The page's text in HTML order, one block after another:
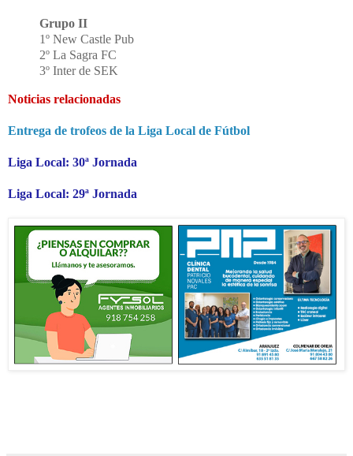
Grupo II
1º New Castle Pub
2º La Sagra FC
3º Inter de SEK
Noticias relacionadas
Entrega de trofeos de la Liga Local de Fútbol
Liga Local: 30ª Jornada
Liga Local: 29ª Jornada